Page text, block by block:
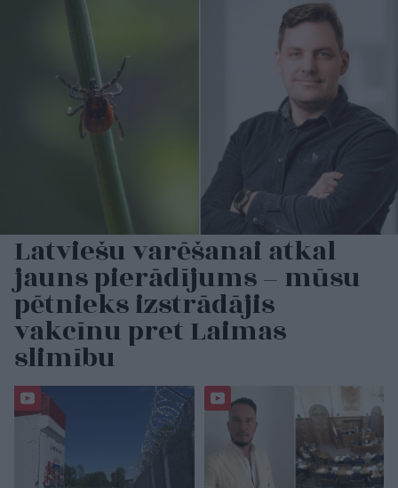
Latviešu varēšanai atkal
jauns pierādījums – mūsu
pētnieks izstrādājis
vakcīnu pret Laimas
slimību